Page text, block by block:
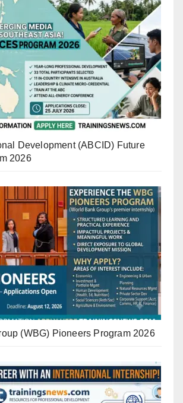
Development (ABCID) Future
2026
(WBG) Pioneers Program 2026